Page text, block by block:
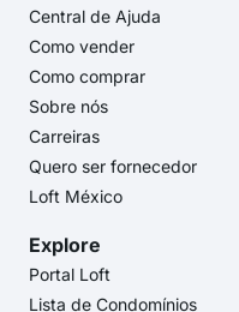
Central de Ajuda
Como vender
Como comprar
Sobre nós
Carreiras
Quero ser fornecedor
Loft México
Explore
Portal Loft
Lista de Condomínios